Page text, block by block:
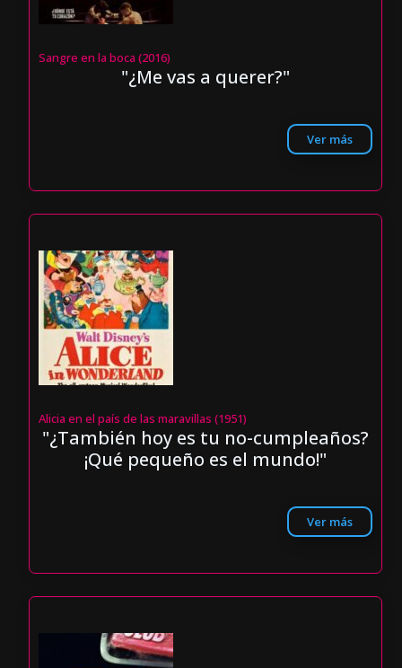
Sangre en la boca (2016)
"¿Me vas a querer?"
Ver más
Alicia en el país de las maravillas (1951)
"¿También hoy es tu no-cumpleaños?
¡Qué pequeño es el mundo!"
Ver más